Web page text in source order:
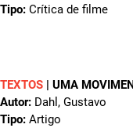
Tipo: Crítica de filme
TEXTOS | UMA
Autor: Dahl, Gustavo
Tipo: Artigo